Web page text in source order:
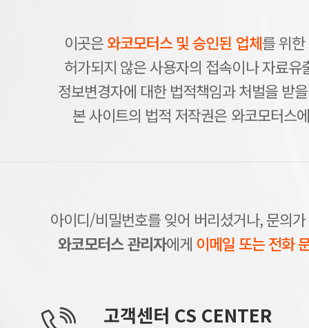
이곳은와코모터스 및 승인된 업체를 위
허가되지 않은 사용자의 접속이나 자료유
정보변경자에 대한 법적책임과 처벌을 받
본 사이트의 법적 저작권은 와코모터스
아이디/비밀번호를 잊어 버리셨거나, 문의
와코모터스 관리자에게 이메일 또는 전화
고객센터 CS CENTER